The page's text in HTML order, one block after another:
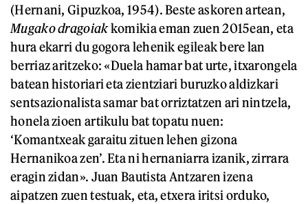
(Hernani, Gipuzkoa, 1954). Beste askoren artean,
Mugako dragoiakkomikia eman zuen 2015ean, eta
hura ekarri du gogora lehenik egileak bere lan
berriaz aritzeko: «Duela hamar bat urte, itxarongela
batean historiari eta zientziari buruzko aldizkari
sentsazionalista samar bat orriztatzen ari nintzela,
honela zioen artikulu bat topatu nuen:
‘Komantxeak garaitu zituen lehen gizona
Hernanikoa zen’. Eta ni hernaniarra izanik, zirrara
eragin zidan». Juan Bautista Antzaren izena
aipatzen zuen testuak, eta, etxera iritsi orduko,